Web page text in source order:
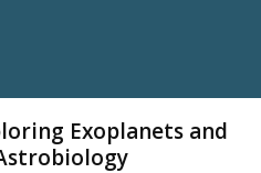
Exoplanets and